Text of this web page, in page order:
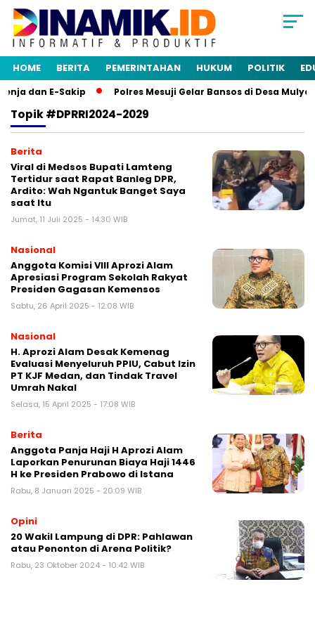
HOME BERITA PEMERINTAHAN HUKUM POLITIK
dan E-Sakip Polres Mesuji Gelar Bansos di Desa Mulya
Topik#DPRRI2024-2029
Berita
Viral di Medsos Bupati Lamteng
Tertidur saat Rapat Banleg DPR,
Ardito: Wah Ngantuk Banget Saya
saat Itu
Jumat, 11 Juli 2025 - 14:30 WIB
Nasional
Anggota Komisi VIII Aprozi Alam
Apresiasi Program Sekolah Rakyat
Presiden Gagasan Kemensos
Sabtu, 26 April 2025 - 12:08 WIB
Nasional
H. Aprozi Alam Desak Kemenag
Evaluasi Menyeluruh PPIU, Cabut Izin
PT KJF Medan, dan Tindak Travel
Umrah Nakal
Selasa, 15 April 2025 - 17:08 WIB
Berita
Anggota Panja Haji H Aprozi Alam
Laporkan Penurunan Biaya Haji 1446
H ke Presiden Prabowo di Istana
Rabu, 8 Januari 2025 - 20:09 WIB
Opini
20 Wakil Lampung di DPR: Pahlawan
atau Penonton di Arena Politik?
Rabu, 23 Oktober 2024 - 10:42 WIB